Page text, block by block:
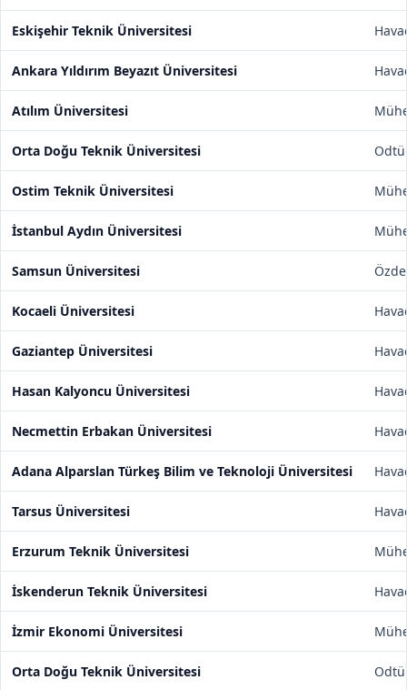
Eskişehir Teknik Üniversitesi
Ankara Yıldırım Beyazıt Üniversitesi
Atılım Üniversitesi
Orta Doğu Teknik Üniversitesi Odtü
Ostim Teknik Üniversitesi
İstanbul Aydın Üniversitesi
Samsun Üniversitesi
Kocaeli Üniversitesi
Gaziantep Üniversitesi
Hasan Kalyoncu Üniversitesi
Necmettin Erbakan Üniversitesi
Adana Alparslan Türkeş Bilim ve Teknoloji Üniversitesi
Tarsus Üniversitesi
Erzurum Teknik Üniversitesi
İskenderun Teknik Üniversitesi
İzmir Ekonomi Üniversitesi
Orta Doğu Teknik Üniversitesi Odtü